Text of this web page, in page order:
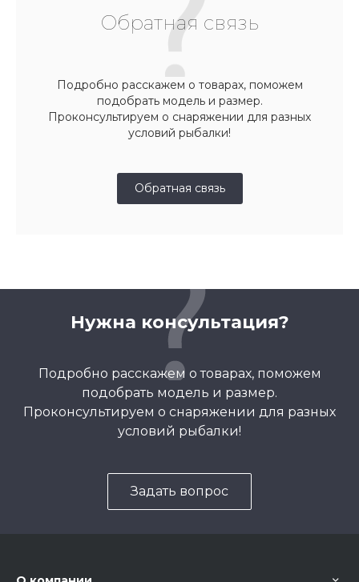
Обратная связь
Подробно расскажем о товарах, поможем
подобрать модель и размер.
Проконсультируем о снаряжении для разных
условий рыбалки!
Обратная связь
Нужна консультация?
Подробно расскажем о товарах, поможем
подобрать модель и размер.
Проконсультируем о снаряжении для разных
условий рыбалки!
Задать вопрос